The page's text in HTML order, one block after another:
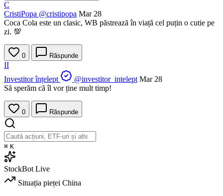
C
CristiPopa @cristipopa Mar 28
Coca Cola este un clasic, WB păstrează în viață cel puțin o cutie pe
zi. 💯
0 Răspunde
II
Investitor înțelept
@investitor_intelept Mar 28
Să sperăm că îl vor ține mult timp!
0 Răspunde
⌘ K
StockBot Live
Situația pieței China